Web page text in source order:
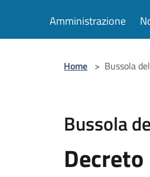
Amministrazione
Home > Bussola
Bussola